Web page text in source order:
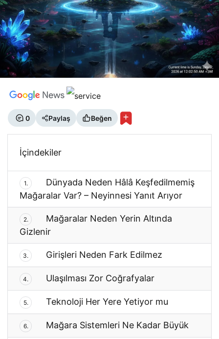
0 Paylaş Beğen
İçindekiler
1.
Dünyada Neden Hâlâ Keşfedilmemiş
Mağaralar Var? – Neyinnesi Yanıt Arıyor
2.
Mağaralar Neden Yerin Altında
Gizlenir
3. Girişleri Neden Fark Edilmez
4. Ulaşılması Zor Coğrafyalar
5. Teknoloji Her Yere Yetiyor mu
6. Mağara Sistemleri Ne Kadar Büyük